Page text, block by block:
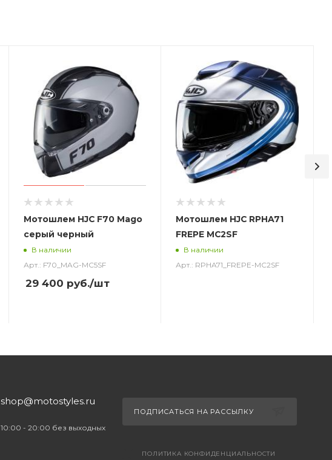
Мотошлем HJC F70 Mago
серый черный
В наличии
Арт.: F70_MAG-MC5SF
29 400 руб./шт
Мотошлем HJC RPHA71
FREPE MC2SF
В наличии
Арт.: RPHA71_FREPE-MC2SF
shop@motostyles.ru
10:00 - 20:00 без выходных
ПОДПИСАТЬСЯ НА РАССЫЛКУ
ПОЛИТИКА КОНФИДЕНЦИАЛЬНОСТИ